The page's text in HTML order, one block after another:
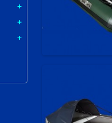
add
add
add